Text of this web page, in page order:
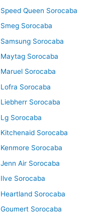
Queen Sorocaba
Sorocaba
Sorocaba
Sorocaba
Sorocaba
Sorocaba
Sorocaba
Sorocaba
Sorocaba
Sorocaba
Air Sorocaba
Sorocaba
Sorocaba
Sorocaba